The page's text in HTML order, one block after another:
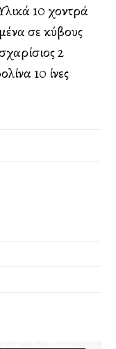
10 χοντρά
σε κύβους
2
10 ίνες